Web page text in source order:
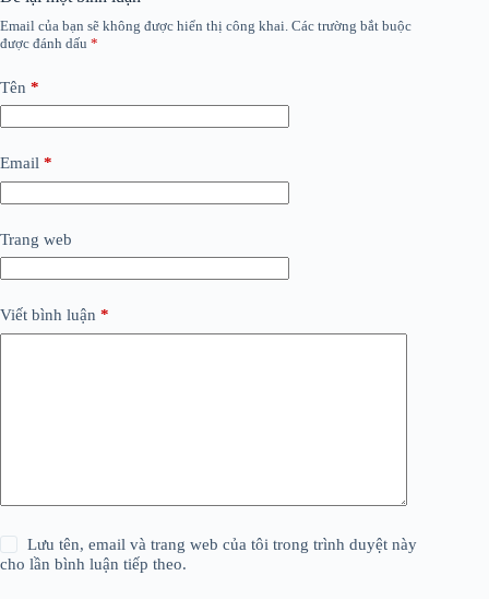
Email của bạn sẽ không được hiển thị công khai. Các trường bắt buộc
được đánh dấu *
Tên *
Email *
Trang web
Viết bình luận *
Lưu tên, email và trang web của tôi trong trình duyệt này
cho lần bình luận tiếp theo.